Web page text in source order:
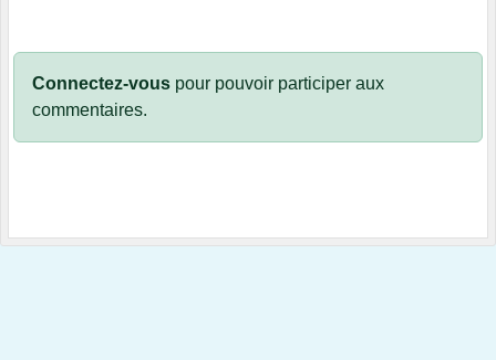
Connectez-vous pour pouvoir participer aux
commentaires.